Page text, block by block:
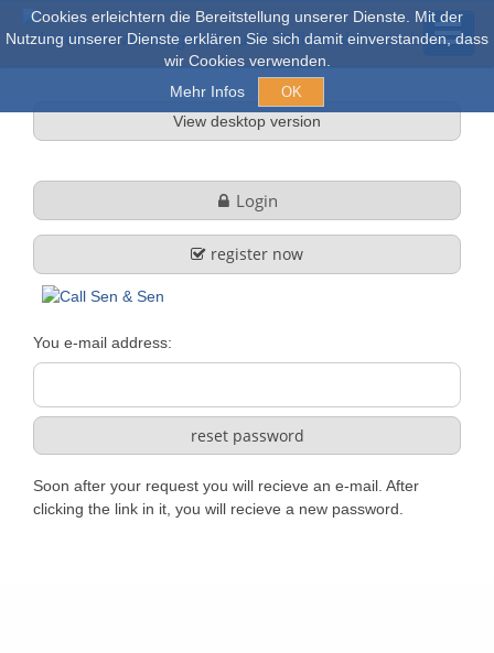
Cookies erleichtern die Bereitstellung unserer Dienste. Mit der
Nutzung unserer Dienste erklären Sie sich damit einverstanden, dass
wir Cookies verwenden.
Mehr Infos
OK
Online auctions
Company profile
Services
View desktop version
Login
register now
You e-mail address:
Soon after your request you will recieve an e-mail. After
clicking the link in it, you will recieve a new password.